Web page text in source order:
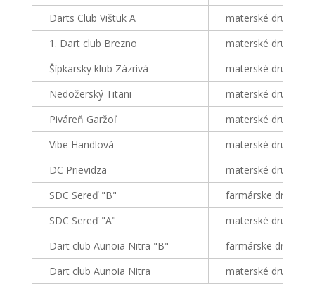
Darts Club Vištuk A
materské družstvo
1. Dart club Brezno
materské družstvo
Šípkarsky klub Zázrivá
materské družstvo
Nedožerský Titani
materské družstvo
Piváreň Garžoľ
materské družstvo
Vibe Handlová
materské družstvo
DC Prievidza
materské družstvo
SDC Sereď "B"
farmárske družstvo
SDC Sereď "A"
materské družstvo
Dart club Aunoia Nitra "B"
farmárske družstvo
Dart club Aunoia Nitra
materské družstvo